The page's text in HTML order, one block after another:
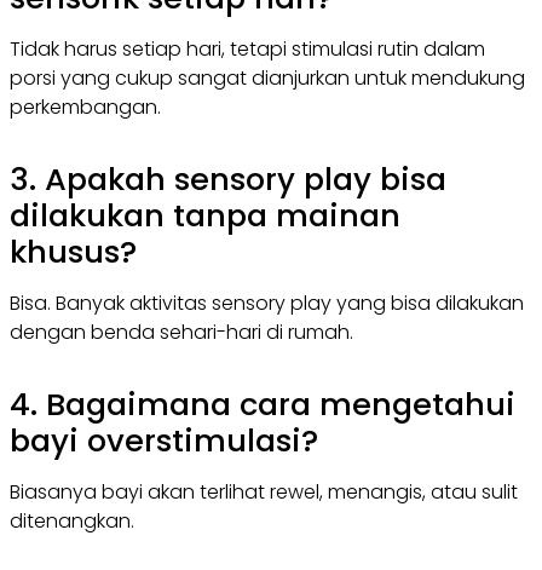
Tidak harus setiap hari, tetapi stimulasi rutin dalam
porsi yang cukup sangat dianjurkan untuk mendukung
perkembangan.
3. Apakah sensory play bisa
dilakukan tanpa mainan
khusus?
Bisa. Banyak aktivitas sensory play yang bisa dilakukan
dengan benda sehari-hari di rumah.
4. Bagaimana cara mengetahui
bayi overstimulasi?
Biasanya bayi akan terlihat rewel, menangis, atau sulit
ditenangkan.